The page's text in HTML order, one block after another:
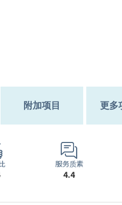
附加项目 更多
服务质素
4.4